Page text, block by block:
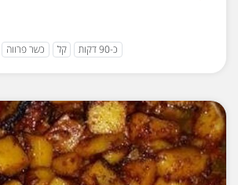
כ-90 דקות קל כשר פרווה